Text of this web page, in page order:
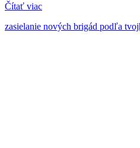
Čítať viac
zasielanie nových brigád podľa